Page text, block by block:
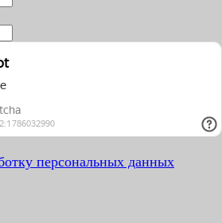
персональных данных